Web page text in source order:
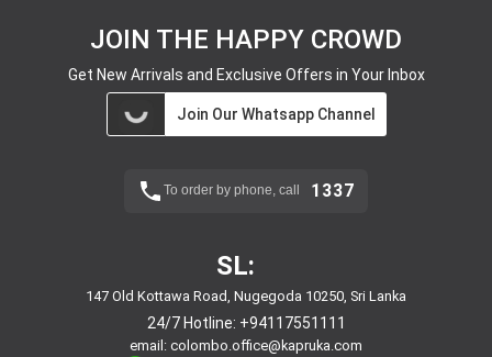
JOIN THE HAPPY CROWD
Get New Arrivals and Exclusive Offers in Your Inbox
Join Our Whatsapp Channel
To order by phone, call 1337
SL:
147 Old Kottawa Road, Nugegoda 10250, Sri Lanka
24/7 Hotline: +94117551111
email: colombo.office@kapruka.com